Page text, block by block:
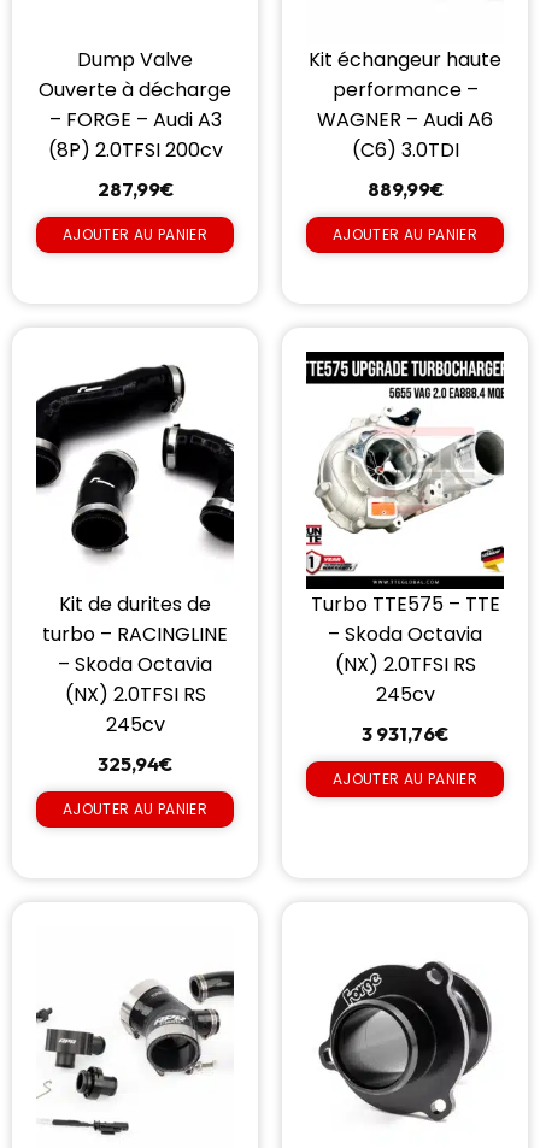
Dump Valve
Ouverte à décharge
– FORGE – Audi A3
(8P) 2.0TFSI 200cv
287,99€
AJOUTER AU PANIER
Kit échangeur haute
performance –
WAGNER – Audi A6
(C6) 3.0TDI
889,99€
AJOUTER AU PANIER
Kit de durites de
turbo – RACINGLINE
– Skoda Octavia
(NX) 2.0TFSI RS
245cv
325,94€
AJOUTER AU PANIER
Turbo TTE575 – TTE
– Skoda Octavia
(NX) 2.0TFSI RS
245cv
3 931,76€
AJOUTER AU PANIER